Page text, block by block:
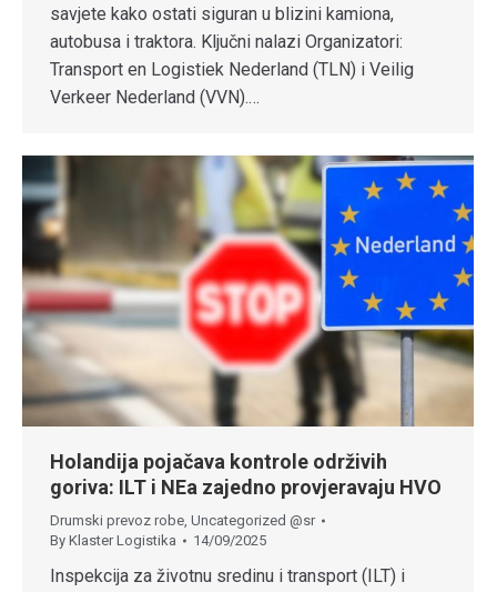
savjete kako ostati siguran u blizini kamiona,
autobusa i traktora. Ključni nalazi Organizatori:
Transport en Logistiek Nederland (TLN) i Veilig
Verkeer Nederland (VVN).…
Holandija pojačava kontrole održivih
goriva: ILT i NEa zajedno provjeravaju HVO
Drumski prevoz robe, Uncategorized @sr
By Klaster Logistika 14/09/2025
Inspekcija za životnu sredinu i transport (ILT) i